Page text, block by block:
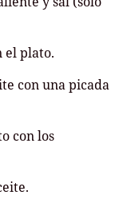
el plato.
con una picada
con los